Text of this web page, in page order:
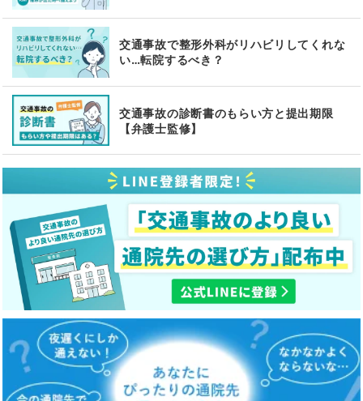
交通事故で整形外科がリハビリしてくれな
い…転院するべき？
交通事故の診断書のもらい方と提出期限
【弁護士監修】